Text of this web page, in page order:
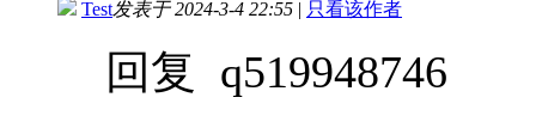
Test发表于 2024-3-4 22:55 | 只看该作者
回复 q519948746